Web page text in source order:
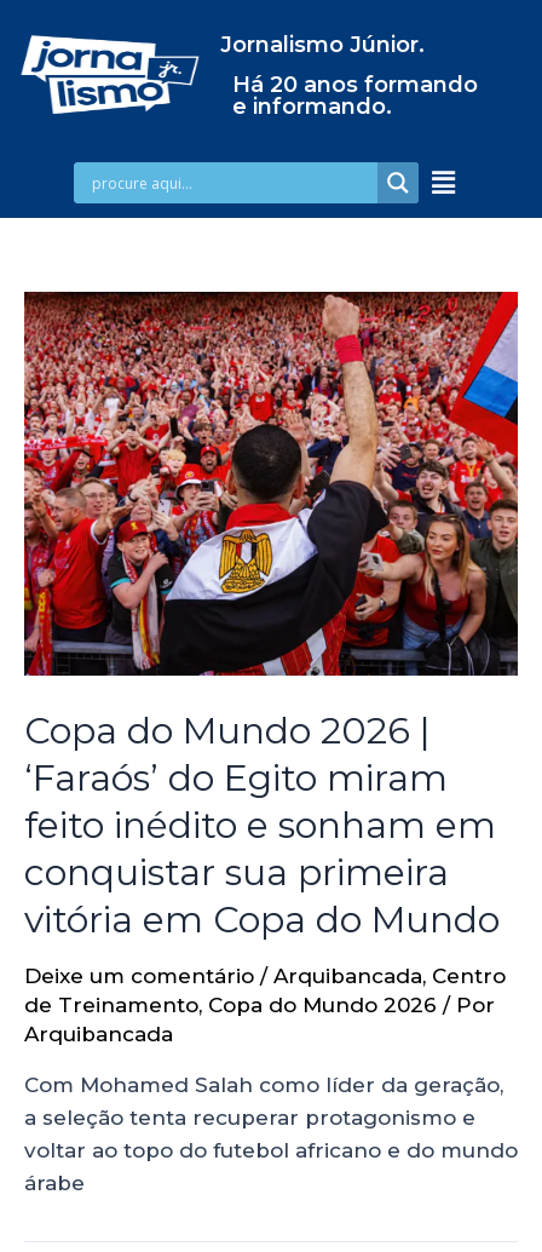
Jornalismo Júnior.
Há 20 anos formando
e informando.
Copa do Mundo 2026 |
‘Faraós’ do Egito miram
feito inédito e sonham em
conquistar sua primeira
vitória em Copa do Mundo
Deixe um comentário / Arquibancada, Centro
de Treinamento, Copa do Mundo 2026 / Por
Arquibancada
Com Mohamed Salah como líder da geração,
a seleção tenta recuperar protagonismo e
voltar ao topo do futebol africano e do mundo
árabe